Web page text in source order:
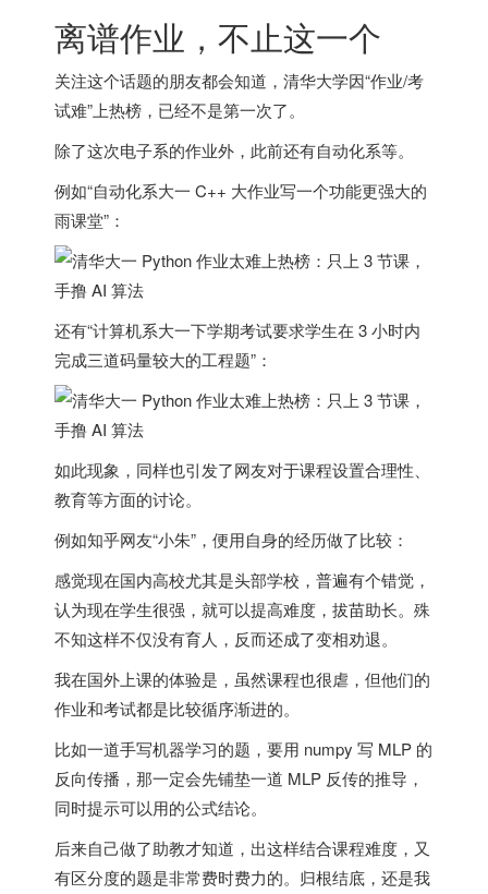
离谱作业，不止这一个
关注这个话题的朋友都会知道，清华大学因“作业/考
试难”上热榜，已经不是第一次了。
除了这次电子系的作业外，此前还有自动化系等。
例如“自动化系大一 C++ 大作业写一个功能更强大的
雨课堂”：
还有“计算机系大一下学期考试要求学生在 3 小时内
完成三道码量较大的工程题”：
如此现象，同样也引发了网友对于课程设置合理性、
教育等方面的讨论。
例如知乎网友“小朱”，便用自身的经历做了比较：
感觉现在国内高校尤其是头部学校，普遍有个错觉，
认为现在学生很强，就可以提高难度，拔苗助长。殊
不知这样不仅没有育人，反而还成了变相劝退。
我在国外上课的体验是，虽然课程也很虐，但他们的
作业和考试都是比较循序渐进的。
比如一道手写机器学习的题，要用 numpy 写 MLP 的
反向传播，那一定会先铺垫一道 MLP 反传的推导，
同时提示可以用的公式结论。
后来自己做了助教才知道，出这样结合课程难度，又
有区分度的题是非常费时费力的。归根结底，还是我